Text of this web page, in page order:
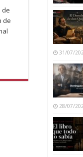
de
de
31/07/
28/07/